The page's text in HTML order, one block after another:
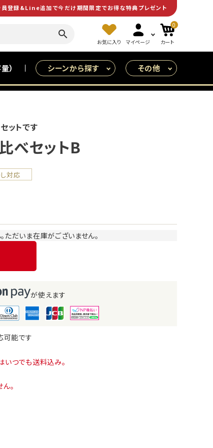
員登録&Line追加で今だけ期間限定でお得な特典プレゼント
search
お気に入り マイページ
0
カート
） シーンから探す その他
ットです
べセットB
対応
ただいま在庫がございません。
が使えます
可能です
いつでも送料込み。
。